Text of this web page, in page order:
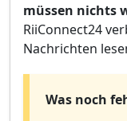
müssen nichts
RiiConnect24
Nachrichten
Was noch